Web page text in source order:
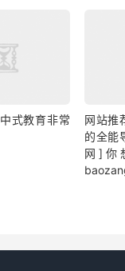
式教育非常
网站推
的全能
网]你